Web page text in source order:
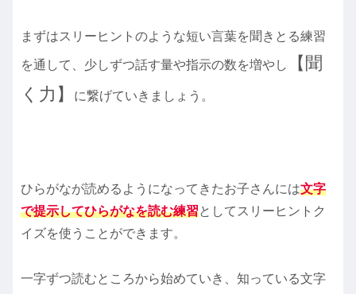
まずはスリーヒントのような短い言葉を聞きとる練習
を通して、少しずつ話す量や指示の数を増やし
【聞
く力】
に繋げていきましょう。
ひらがなが読めるようになってきたお子さんには文字
で提示してひらがなを読む練習としてスリーヒントク
イズを使うことができます。
一字ずつ読むところから始めていき、知っている文字